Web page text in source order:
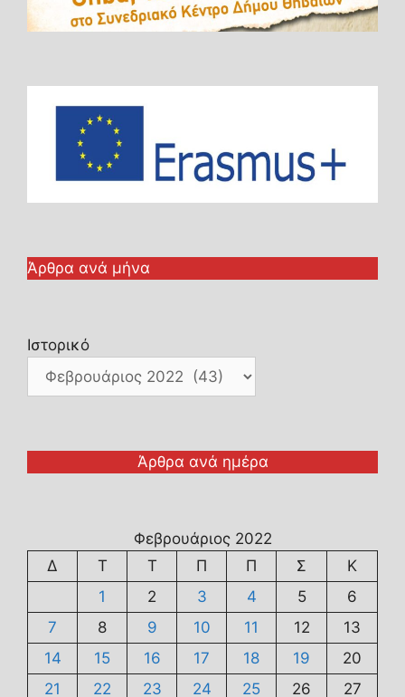
Άρθρα ανά μήνα
Ιστορικό
Άρθρα ανά ημέρα
Φεβρουάριος 2022
Δ
Τ Τ Π Π Σ
Κ
1
2 3 4 5
6
7
8 9 10 11 12
13
14
15 16 17 18 19
20
21
22 23 24 25 26 27